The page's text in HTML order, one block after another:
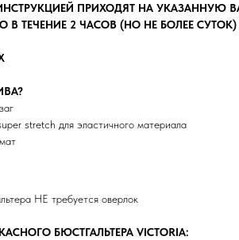
ПРИХОДЯТ НА УКАЗАННУЮ
ТЕЧЕНИЕ 2 ЧАСОВ (НО НЕ БОЛЕЕ СУТОК)
stretch для эластичного материала
НЕ требуется оверлок
БЮСТГАЛЬТЕРА VICTORIA: